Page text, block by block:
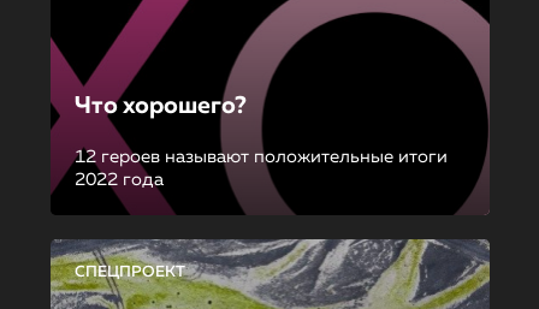
Что хорошего?
12 героев называют положительные итоги
2022 года
СПЕЦПРОЕКТ